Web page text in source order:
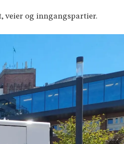
veier og inngangspartier.